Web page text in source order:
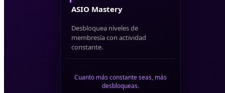
ASIO Mastery
Desbloquea niveles de
membresía con actividad
constante.
Cuanto más constante seas, más
desbloqueas.